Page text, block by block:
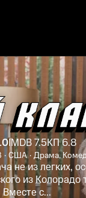
IMDB 7.5КП 6.8
США Драма,
не из легких,
из
Вместе с...